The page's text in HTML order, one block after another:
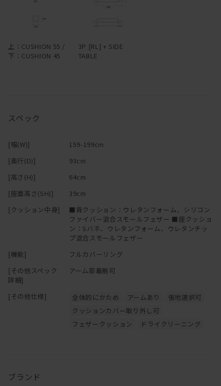
上：CUSHION 55 /
下：CUSHION 45
3P [RL] + SIDE
TABLE
スペック
[幅(W)]
159-199cm
[奥行(D)]
93cm
[高さ(H)]
64cm
[座面高さ(SH)]
39cm
[クッション中身]
■背クッション：ウレタンフォーム、シリコン
ファイバー混合スモールフェザー ■座クッショ
ン：Sバネ、ウレタンフォーム、ウレタンチッ
プ混合スモールフェザー
[機能]
フルカバーリング
[その他スペック
詳細]
アーム部着脱可
[その他仕様] 全体的にかため アームあり
張地選択可
クッションカバー取り外し可
フェザークッション
ドライクリーニング
ブランド